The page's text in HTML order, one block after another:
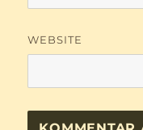
WEBSITE